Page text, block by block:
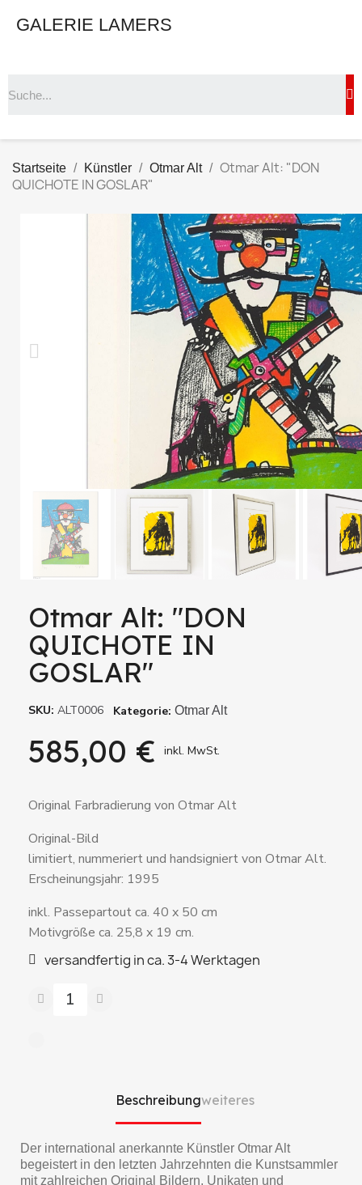
GALERIE LAMERS
Startseite Künstler Otmar Alt
Otmar Alt: "DON
QUICHOTE IN GOSLAR"
Otmar Alt: "DON
QUICHOTE IN
GOSLAR"
SKU ALT0006 Kategorie Otmar Alt
585,00 € inkl. MwSt.
Original Farbradierung von Otmar Alt
Original-Bild
limitiert, nummeriert und handsigniert von Otmar Alt.
Erscheinungsjahr: 1995
inkl. Passepartout ca. 40 x 50 cm
Motivgröße ca. 25,8 x 19 cm.
versandfertig in ca. 3-4 Werktagen
Beschreibungweiteres
Der international anerkannte Künstler Otmar Alt
begeistert in den letzten Jahrzehnten die Kunstsammler
mit zahlreichen Original Bildern, Unikaten und